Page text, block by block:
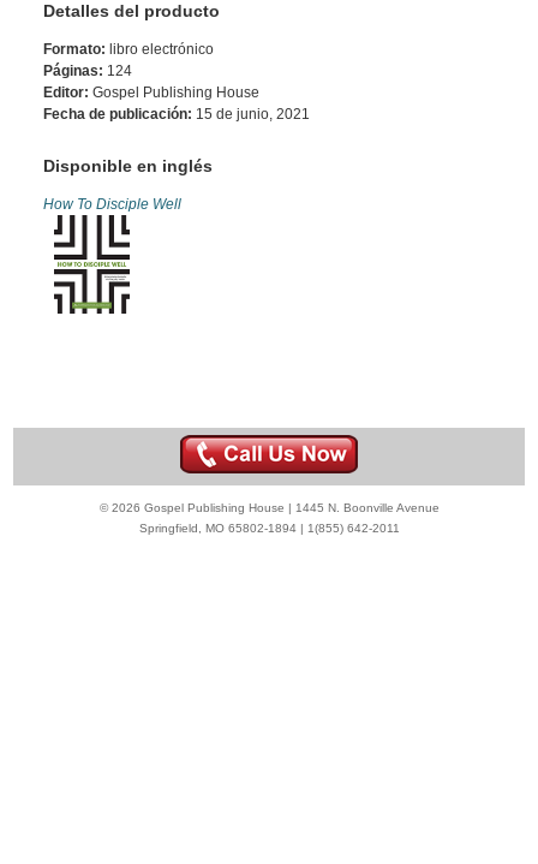
Detalles del producto
Formato: libro electrónico
Páginas: 124
Editor: Gospel Publishing House
Fecha de publicación: 15 de junio, 2021
Disponible en inglés
How To Disciple Well
© 2026 Gospel Publishing House | 1445 N. Boonville Avenue
Springfield, MO 65802-1894 | 1(855) 642-2011